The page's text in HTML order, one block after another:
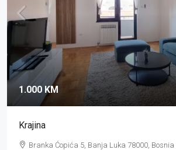
1.000 KM
Krajina
Branka Ćopića 5, Banja Luka 78000,